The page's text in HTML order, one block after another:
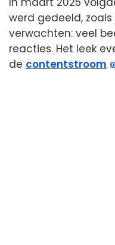
werd gedeeld,
verwachten: veel
reacties. Het leek
de contentstroom